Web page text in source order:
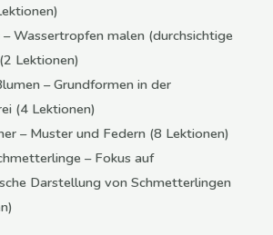
Wassertropfen malen (durchsichtige
Lektionen)
– Grundformen in der
(4 Lektionen)
– Muster und Federn (8 Lektionen)
– Fokus auf
Darstellung von Schmetterlingen